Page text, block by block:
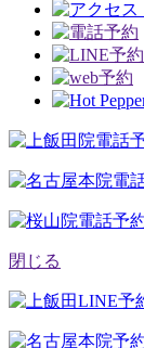
閉じる